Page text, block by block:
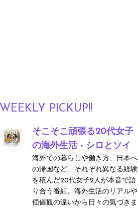
WEEKLY PICKUP!!
そこそこ頑張る20代女子
の海外生活 - シロとソイ
海外での暮らしや働き方、日本へ
の帰国など、それぞれ異なる経験
を積んだ20代女子2人が本音で語
り合う番組。海外生活のリアルや
価値観の違いから日々の気づきま